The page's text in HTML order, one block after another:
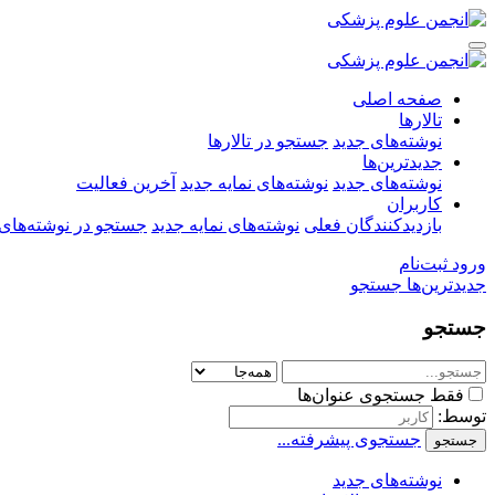
صفحه اصلی
تالارها
نوشته‌های جدید جستجو در تالارها
جدیدترین‌ها
نوشته‌های جدید نوشته‌های نمایه جدید آخرین فعالیت
کاربران
بازدیدکنندگان فعلی نوشته‌های نمایه جدید جستجو در نوشته‌های
ورود ثبت‌نام
جدیدترین‌ها جستجو
جستجو
فقط جستجوی عنوان‌ها
توسط:
جستجو جستجوی پیشرفته...
نوشته‌های جدید